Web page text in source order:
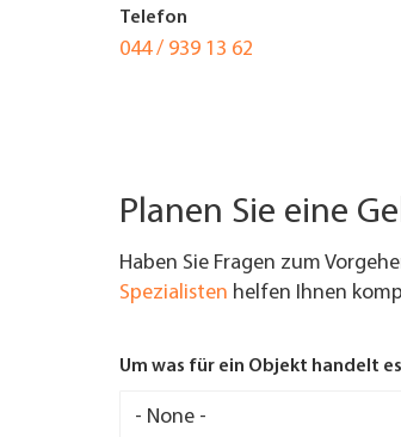
FACHZEITSCHRIFT
Telefon
044 / 939 13 62
Planen Sie eine
Haben Sie Fragen zum
Spezialisten helfen Ihnen
Um was für ein Objekt handelt